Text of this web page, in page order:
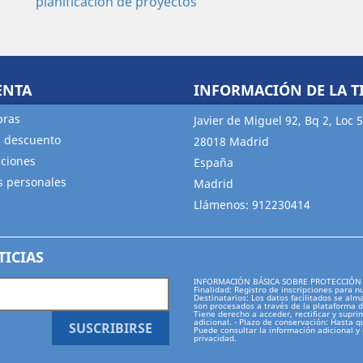
descuento
personales
INFORMACIÓN DE LA
Javier de Miguel 92, Bq 2, Loc 5
28018 Madrid
España
Madrid
Llámenos: 912230414
INFORMACIÓN BÁSICA SOBRE
Finalidad: Registro de inscripciones para
Destinatarios: Los datos facilitados se
son procesados a través de la plataforma
Tiene derecho a acceder, rectificar y
adicional. - Plazo de conservación: Hasta
Puede consultar la información adicional
privacidad.